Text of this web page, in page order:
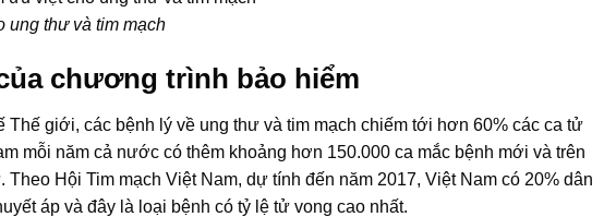
ung thư và tim mạch
chương trình bảo hiểm
Thế giới, các bệnh lý về ung thư và tim mạch chiếm tới hơn 60% các ca tử
mỗi năm cả nước có thêm khoảng hơn 150.000 ca mắc bệnh mới và trên
Hội Tim mạch Việt Nam, dự tính đến năm 2017, Việt Nam có 20% dân
áp và đây là loại bệnh có tỷ lệ tử vong cao nhất.